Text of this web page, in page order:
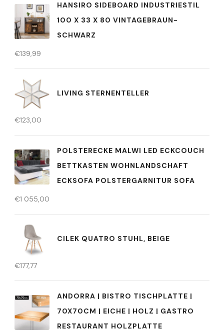
HANSIRO SIDEBOARD INDUSTRIESTIL
100 X 33 X 80 VINTAGEBRAUN-
SCHWARZ
€139,99
LIVING STERNENTELLER
€123,00
POLSTERECKE MALWI LED ECKCOUCH
BETTKASTEN WOHNLANDSCHAFT
ECKSOFA POLSTERGARNITUR SOFA
€1 055,00
CILEK QUATRO STUHL, BEIGE
€177,77
ANDORRA | BISTRO TISCHPLATTE |
70X70CM | EICHE | HOLZ | GASTRO
RESTAURANT HOLZPLATTE